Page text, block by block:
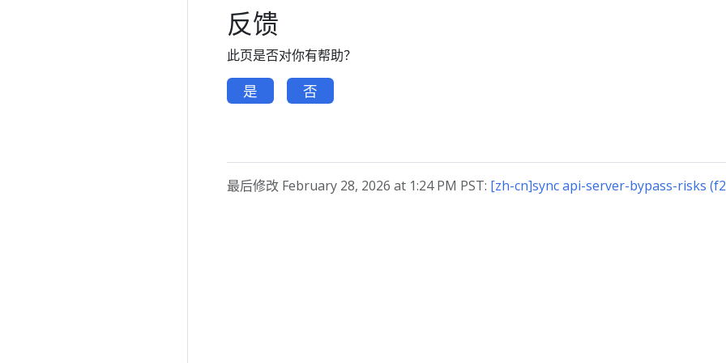
反馈
此页是否对你有帮助？
是 否
最后修改 February 28, 2026 at 1:24 PM PST: [zh-cn]sync api-server-bypass-risks